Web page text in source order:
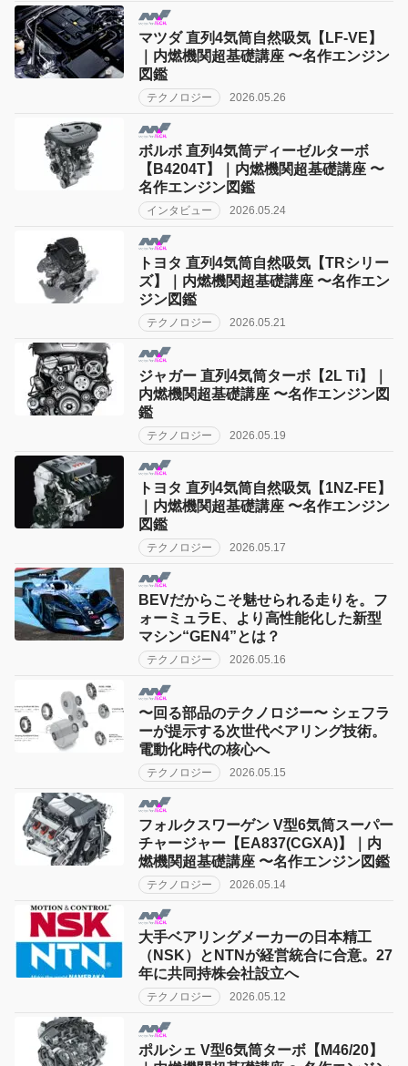
マツダ 直列4気筒自然吸気【LF-VE】
｜内燃機関超基礎講座 〜名作エンジン
図鑑
テクノロジー 2026.05.26
ボルボ 直列4気筒ディーゼルターボ
【B4204T】｜内燃機関超基礎講座 〜
名作エンジン図鑑
インタビュー 2026.05.24
トヨタ 直列4気筒自然吸気【TRシリー
ズ】｜内燃機関超基礎講座 〜名作エン
ジン図鑑
テクノロジー 2026.05.21
ジャガー 直列4気筒ターボ【2L Ti】｜
内燃機関超基礎講座 〜名作エンジン図
鑑
テクノロジー 2026.05.19
トヨタ 直列4気筒自然吸気【1NZ-FE】
｜内燃機関超基礎講座 〜名作エンジン
図鑑
テクノロジー 2026.05.17
BEVだからこそ魅せられる走りを。フ
ォーミュラE、より高性能化した新型
マシン“GEN4”とは？
テクノロジー 2026.05.16
〜回る部品のテクノロジー〜 シェフラ
ーが提示する次世代ベアリング技術。
電動化時代の核心へ
テクノロジー 2026.05.15
フォルクスワーゲン V型6気筒スーパー
チャージャー【EA837(CGXA)】｜内
燃機関超基礎講座 〜名作エンジン図鑑
テクノロジー 2026.05.14
大手ベアリングメーカーの日本精工
（NSK）とNTNが経営統合に合意。27
年に共同持株会社設立へ
テクノロジー 2026.05.12
ポルシェ V型6気筒ターボ【M46/20】